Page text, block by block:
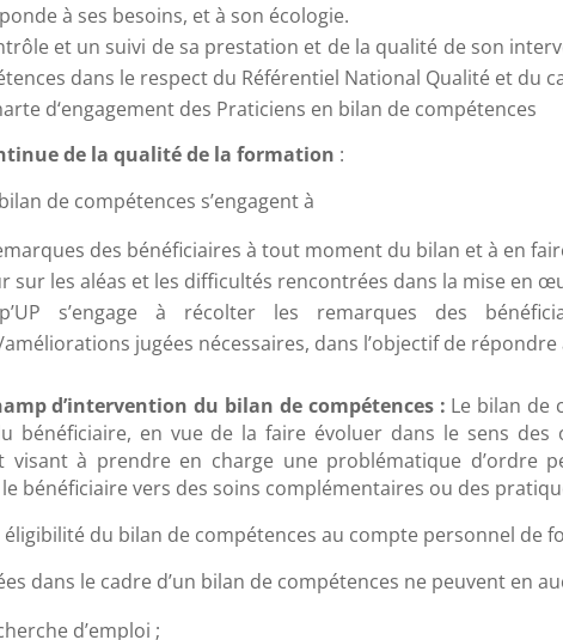
à ses besoins, et à son écologie.
et un suivi de sa prestation et de la qualité de son
dans le respect du Référentiel National Qualité et du
d‘engagement des Praticiens en bilan de compétences
de la qualité de la formation :
de compétences s’engagent à
des bénéficiaires à tout moment du bilan et à en
sur les aléas et les difficultés rencontrées dans la mise en
s’engage à récolter les remarques des
jugées nécessaires, dans l’objectif de
d’intervention du bilan de compétences : Le bilan de
bénéficiaire, en vue de la faire évoluer dans le sens
visant à prendre en charge une problématique d’ordre
bénéficiaire vers des soins complémentaires ou des
éligibilité du bilan de compétences au compte personnel de
dans le cadre d’un bilan de compétences ne peuvent en
d’emploi ;